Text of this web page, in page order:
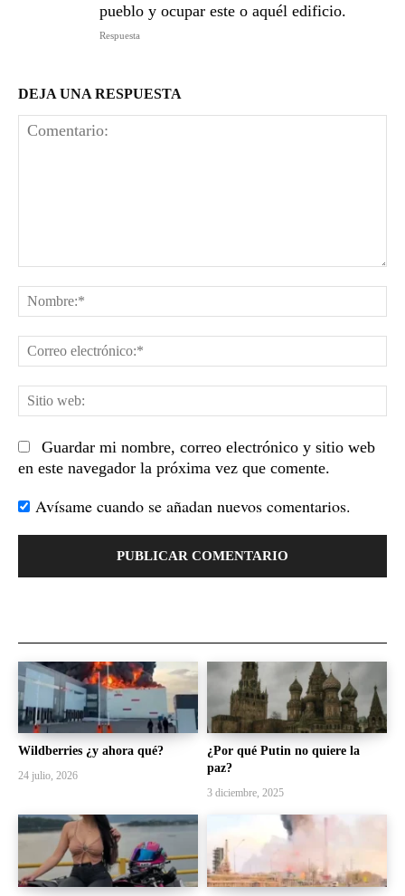
pueblo y ocupar este o aquél edificio.
Respuesta
DEJA UNA RESPUESTA
Guardar mi nombre, correo electrónico y sitio web
en este navegador la próxima vez que comente.
Avísame cuando se añadan nuevos comentarios.
Wildberries ¿y ahora qué?
24 julio, 2026
¿Por qué Putin no quiere la
paz?
3 diciembre, 2025